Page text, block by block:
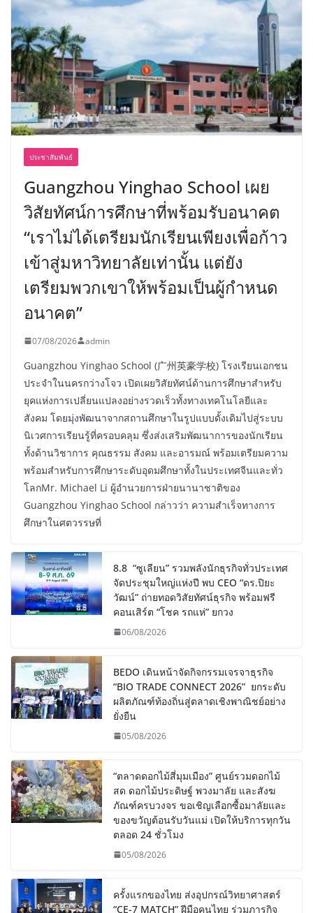
ประชาสัมพันธ์
Guangzhou Yinghao School เผย
วิสัยทัศน์การศึกษาที่พร้อมรับอนาคต
“เราไม่ได้เตรียมนักเรียนเพียงเพื่อก้าว
เข้าสู่มหาวิทยาลัยเท่านั้น แต่ยัง
เตรียมพวกเขาให้พร้อมเป็นผู้กำหนด
อนาคต”
07/08/2026 admin
Guangzhou Yinghao School (广州英豪学校) โรงเรียนเอกชน
ประจำในนครกว่างโจว เปิดเผยวิสัยทัศน์ด้านการศึกษาสำหรับ
ยุคแห่งการเปลี่ยนแปลงอย่างรวดเร็วทั้งทางเทคโนโลยีและ
สังคม โดยมุ่งพัฒนาจากสถานศึกษาในรูปแบบดั้งเดิมไปสู่ระบบ
นิเวศการเรียนรู้ที่ครอบคลุม ซึ่งส่งเสริมพัฒนาการของนักเรียน
ทั้งด้านวิชาการ คุณธรรม สังคม และอารมณ์ พร้อมเตรียมความ
พร้อมสำหรับการศึกษาระดับอุดมศึกษาทั้งในประเทศจีนและทั่ว
โลกMr. Michael Li ผู้อำนวยการฝ่ายนานาชาติของ
Guangzhou Yinghao School กล่าวว่า ความสำเร็จทางการ
ศึกษาในศตวรรษที่
8.8 “ซูเลียน” รวมพลังนักธุรกิจทั่วประเทศ
จัดประชุมใหญ่แห่งปี พบ CEO “ดร.ปิยะ
วัฒน์” ถ่ายทอดวิสัยทัศน์ธุรกิจ พร้อมฟรี
คอนเสิร์ต “โชค รถแห่” ยกวง
06/08/2026
BEDO เดินหน้าจัดกิจกรรมเจรจาธุรกิจ
“BIO TRADE CONNECT 2026” ยกระดับ
ผลิตภัณฑ์ท้องถิ่นสู่ตลาดเชิงพาณิชย์อย่าง
ยั่งยืน
05/08/2026
“ตลาดดอกไม้สี่มุมเมือง” ศูนย์รวมดอกไม้
สด ดอกไม้ประดิษฐ์ พวงมาลัย และสังฆ
ภัณฑ์ครบวงจร ขอเชิญเลือกซื้อมาลัยและ
ของขวัญต้อนรับวันแม่ เปิดให้บริการทุกวัน
ตลอด 24 ชั่วโมง
05/08/2026
ครั้งแรกของไทย ส่งอุปกรณ์วิทยาศาสตร์
“CE-7 MATCH” ฝีมือคนไทย ร่วมภารกิจ